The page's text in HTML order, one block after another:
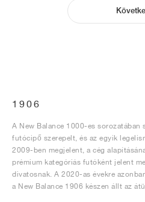
1906
A New Balance 1000-es sorozatában
futócipő szerepelt, és az egyik
2009-ben megjelent, a cég
prémium kategóriás futóként jelent
divatosnak. A 2020-as évekre
a New Balance 1906 készen állt az